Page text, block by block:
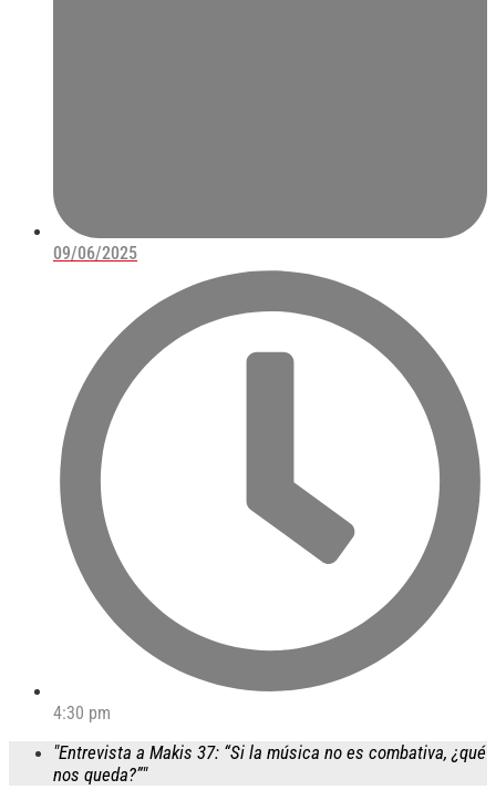
09/06/2025
4:30 pm
"Entrevista a Makis 37: “Si la música no es combativa, ¿qué
nos queda?”"